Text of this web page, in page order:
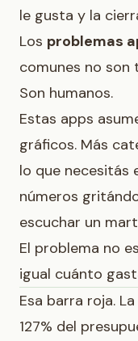
le gusta y la
Los problemas
comunes no son
Son humanos.
Estas apps
gráficos. Más
lo que necesitás
números
escuchar un
El problema no
igual cuánto
Esa barra roja.
127% del